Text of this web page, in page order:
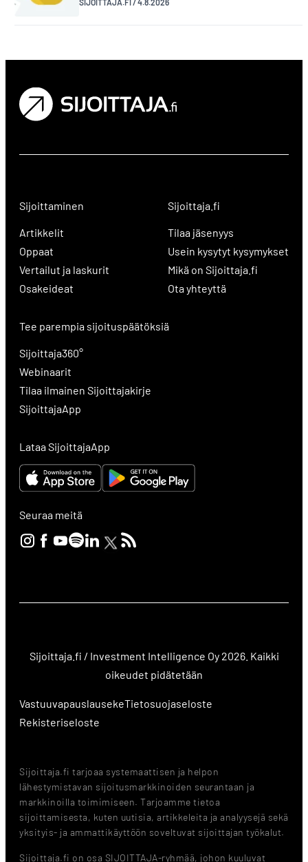
SIJOITTAJA.FI/4.8.2026
Sijoittaminen
Artikkelit
Oppaat
Vertailut ja laskurit
Osakeideat
Sijoittaja.fi
Tilaa jäsenyys
Usein kysytyt kysymykset
Mikä on Sijoittaja.fi
Ota yhteyttä
Tee parempia sijoituspäätöksiä
Sijoittaja360°
Webinaarit
Tilaa ilmainen Sijoittajakirje
SijoittajaApp
Lataa SijoittajaApp
Seuraa meitä
Sijoittaja.fi / Investment Intelligence Oy 2026. Kaikki
oikeudet pidätetään
VastuuvapauslausekeTietosuojaseloste
Rekisteriseloste
Sijoittaja.fi tarjoaa systemaattisen ja helpon
lähestymistavan sijoitusmarkkinoiden seurantaan ja
markkinoilla toimimiseen. Tarjoamme tietoa
sijoittamisesta, kuten uutisia, artikkeleita ja analyysejä sekä
yksityis- ja ammattikäyttöön soveltuvat sijoittajan työkalut.
Sijoittaja.fi on osa SIJOITTAJA-ryhmää, johon kuuluvat